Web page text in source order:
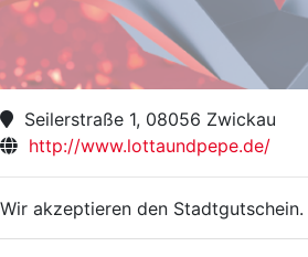
Seilerstraße 1, 08056 Zwickau
http://www.lottaundpepe.de/
Wir akzeptieren den Stadtgutschein.